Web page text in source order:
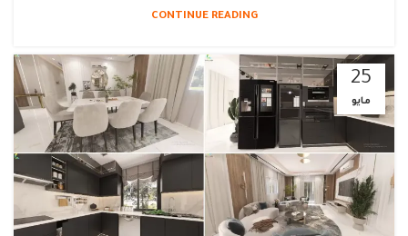
CONTINUE READING
25
مايو